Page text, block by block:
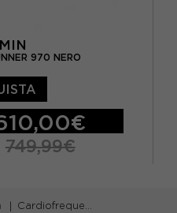
970 NERO
749,99€
Cardiofrequenzimetro